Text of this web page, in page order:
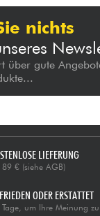
nichts
über gute
LIEFERUNG
89 € (siehe AGB)
ODER ERSTATTET
Tage, um Ihre Meinung